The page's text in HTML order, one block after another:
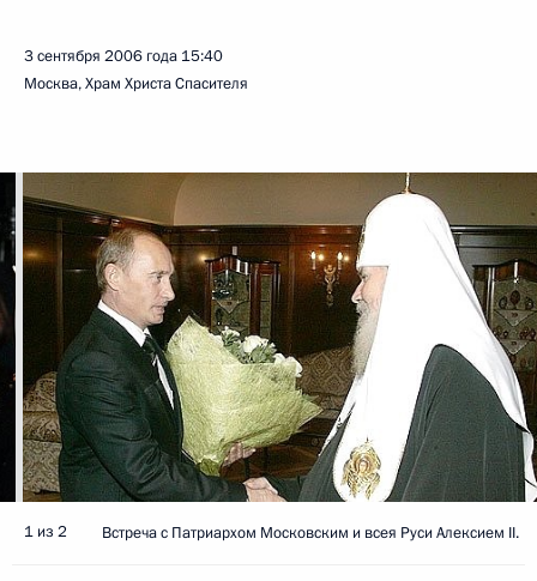
3 сентября 2006 года 15:40
Москва, Храм Христа Спасителя
1 из 2 Встреча с Патриархом Московским и всея Руси Алексием II.